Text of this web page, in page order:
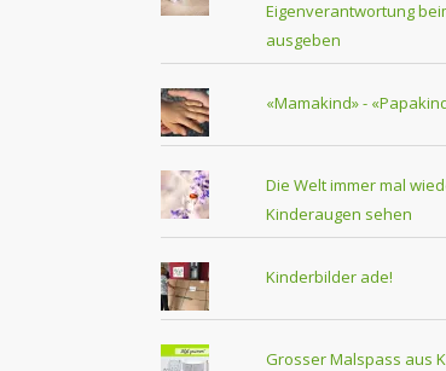
Eigenverantwortung
ausgeben
«Mamakind» -
Die Welt immer mal
Kinderaugen sehen
Kinderbilder ade!
Grosser Malspass aus